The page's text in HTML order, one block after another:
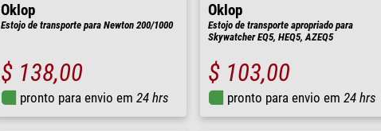
Oklop
Estojo de transporte para Newton 200/1000
$ 138,00
pronto para envio em 24 hrs
Oklop
Estojo de transporte apropriado para
Skywatcher EQ5, HEQ5, AZEQ5
$ 103,00
pronto para envio em 24 hrs